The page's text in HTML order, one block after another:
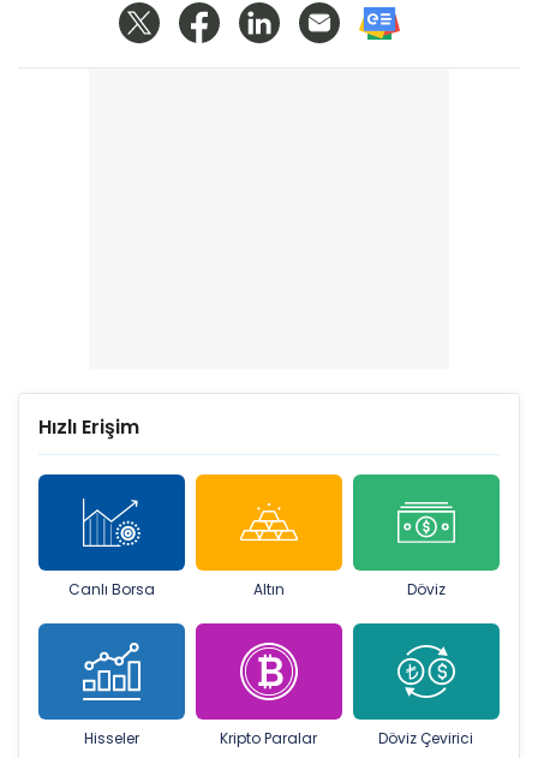
Hızlı Erişim
Canlı Borsa Altın Döviz
Hisseler Kripto Paralar Döviz Çevirici